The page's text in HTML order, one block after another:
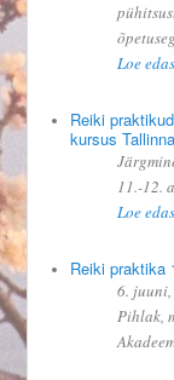
Loe
Reiki
kursus
11.-12.
Loe
Reiki praktika
6.
Pihlak,